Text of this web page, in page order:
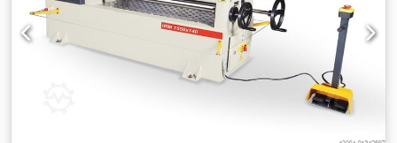
regulēšana Paceļams augšējais veltnis uz priekšu Uz
priekšu/atpakaļ darbošanās Koniska veltņošana ar
aizmugurējā veltņa slīpumu Pārvietojams vadības pults
Lietošanas instrukcija VĀCU vai ANGĻU valodā OPCIJAS
(CENAS PĒC PIEPRASĪJUMA): Rūdīti veltņi Motorizēta sānu
veltņu regulēšana Digitālais displejs sānu veltņu pozīcijai